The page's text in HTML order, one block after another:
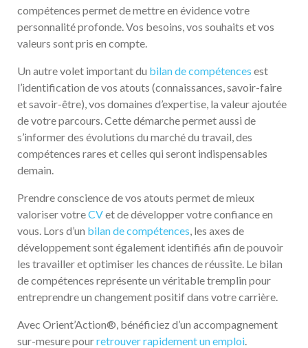
compétences permet de mettre en évidence votre
personnalité profonde. Vos besoins, vos souhaits et vos
valeurs sont pris en compte.
Un autre volet important du bilan de compétences est
l’identification de vos atouts (connaissances, savoir-faire
et savoir-être), vos domaines d’expertise, la valeur ajoutée
de votre parcours. Cette démarche permet aussi de
s’informer des évolutions du marché du travail, des
compétences rares et celles qui seront indispensables
demain.
Prendre conscience de vos atouts permet de mieux
valoriser votreCVet de développer votre confiance en
vous. Lors d’un bilan de compétences , les axes de
développement sont également identifiés afin de pouvoir
les travailler et optimiser les chances de réussite. Le bilan
de compétences représente un véritable tremplin pour
entreprendre un changement positif dans votre carrière.
Avec Orient’Action®, bénéficiez d’un accompagnement
sur-mesure pourretrouver rapidement un emploi